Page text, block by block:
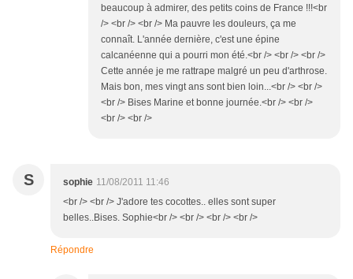
beaucoup à admirer, des petits coins de France !!!<br
/> <br /> <br /> Ma pauvre les douleurs, ça me
connaît. L'année dernière, c'est une épine
calcanéenne qui a pourri mon été.<br /> <br /> <br />
Cette année je me rattrape malgré un peu d'arthrose.
Mais bon, mes vingt ans sont bien loin...<br /> <br />
<br /> Bises Marine et bonne journée.<br /> <br />
<br /> <br />
S sophie 11/08/2011 11:46
<br /> <br /> J'adore tes cocottes.. elles sont super
belles..Bises. Sophie<br /> <br /> <br /> <br />
Répondre